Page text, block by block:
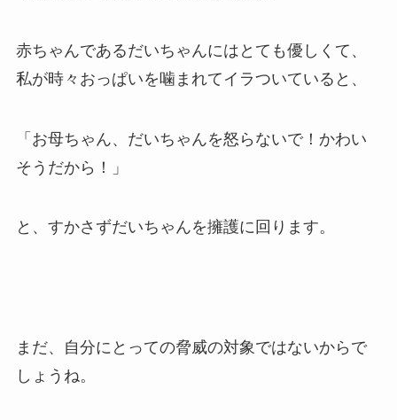
赤ちゃんであるだいちゃんにはとても優しくて、
私が時々おっぱいを噛まれてイラついていると、
「お母ちゃん、だいちゃんを怒らないで！かわい
そうだから！」
と、すかさずだいちゃんを擁護に回ります。
まだ、自分にとっての脅威の対象ではないからで
しょうね。